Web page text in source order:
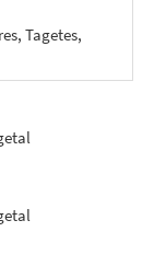
Tagetes,